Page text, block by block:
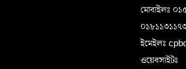
মোবাইলঃ
ইমেইলঃ
ওয়েবসাইটঃ